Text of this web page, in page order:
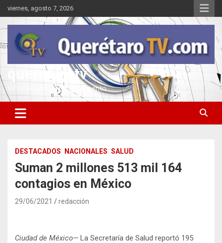
Saltar
al
contenido
viernes, agosto 7, 2026
queretarotv
Información y entretenimiento
DESTACADOS NACIONALES SALUD
Suman 2 millones 513 mil 164
contagios en México
29/06/2021 redacción
Ciudad de México— La Secretaría de Salud reportó 195